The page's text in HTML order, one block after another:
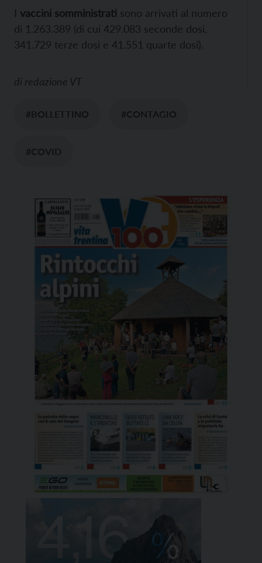
I vaccini somministrati sono arrivati al numero
di 1.263.389 (di cui 429.083 seconde dosi,
341.729 terze dosi e 41.551 quarte dosi).
di redazione VT
#BOLLETTINO #CONTAGIO
#COVID